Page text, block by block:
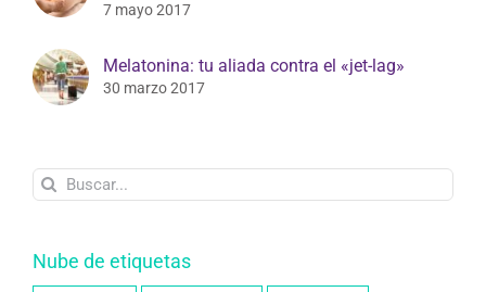
7 mayo 2017
Melatonina: tu aliada contra el «jet-lag»
30 marzo 2017
Buscar:
Nube de etiquetas